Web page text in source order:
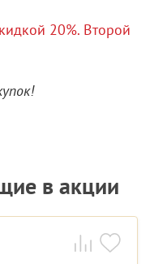
в акции